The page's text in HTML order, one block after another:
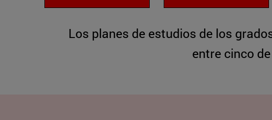
Los planes de estudios de los
entre cinco